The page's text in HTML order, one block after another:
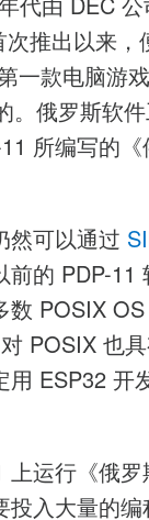
代由 DEC
次推出以来
一款电脑游
。俄罗斯软
所编写的
然可以通过
的 PDP-11
数 POSIX
POSIX 也
用 ESP32 开
上运行《俄
投入大量的编